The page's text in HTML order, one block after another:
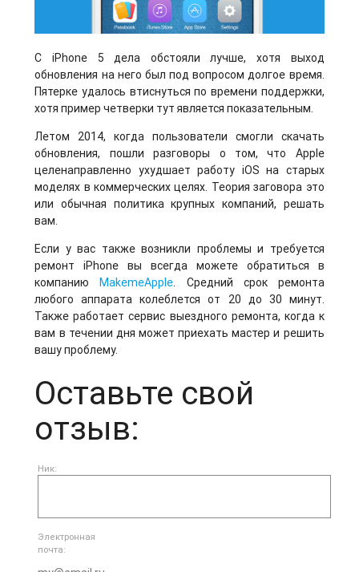
С iPhone 5 дела обстояли лучше, хотя выход
обновления на него был под вопросом долгое время.
Пятерке удалось втиснуться по времени поддержки,
хотя пример четверки тут является показательным.
Летом 2014, когда пользователи смогли скачать
обновления, пошли разговоры о том, что Apple
целенаправленно ухудшает работу iOS на старых
моделях в коммерческих целях. Теория заговора это
или обычная политика крупных компаний, решать
вам.
Если у вас также возникли проблемы и требуется
ремонт iPhone вы всегда можете обратиться в
компанию MakemeApple. Средний срок ремонта
любого аппарата колеблется от 20 до 30 минут.
Также работает сервис выездного ремонта, когда к
вам в течении дня может приехать мастер и решить
вашу проблему.
Оставьте свой
отзыв:
Ник:
Электронная
почта: